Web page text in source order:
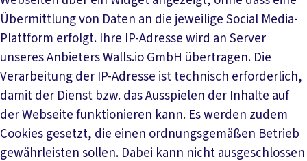
Übermittlung von Daten an die jeweilige Social Media-
Plattform erfolgt. Ihre IP-Adresse wird an Server
unseres Anbieters Walls.io GmbH übertragen. Die
Verarbeitung der IP-Adresse ist technisch erforderlich,
damit der Dienst bzw. das Ausspielen der Inhalte auf
der Webseite funktionieren kann. Es werden zudem
Cookies gesetzt, die einen ordnungsgemäßen Betrieb
gewährleisten sollen. Dabei kann nicht ausgeschlossen